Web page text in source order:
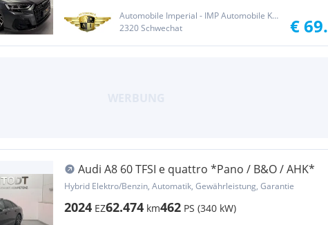
Automobile Imperial - IMP Automobile Kfz HandelsgmbH
2320 Schwechat
€
Audi A8 60 TFSI e quattro *Pano / B&O / AHK*
Hybrid Elektro/Benzin, Automatik, Gewährleistung, Garantie
2024 EZ62.474 km462 PS (340 kW)